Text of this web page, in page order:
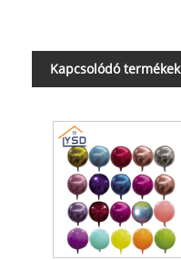
Kapcsolódó termékek